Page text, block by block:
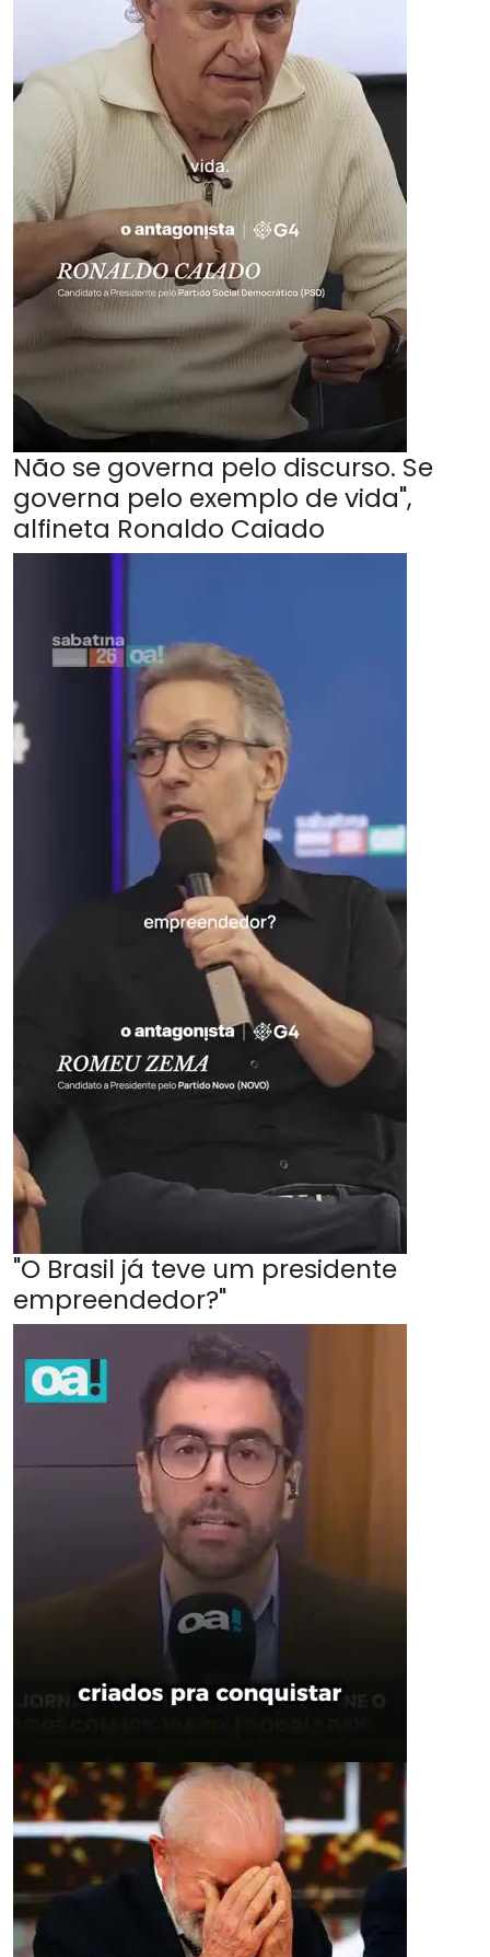
Não se governa pelo discurso. Se
governa pelo exemplo de vida",
alfineta Ronaldo Caiado
"O Brasil já teve um presidente
empreendedor?"